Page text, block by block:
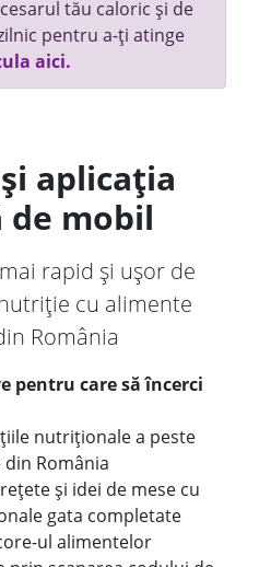
tău caloric și de
pentru a-ți atinge
aici.
aplicația
de mobil
rapid și ușor de
cu alimente
România
pentru care să încerci
nutriționale a peste
România
și idei de mese cu
gata completate
ul alimentelor